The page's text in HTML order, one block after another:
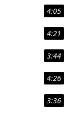
4:05
4:21
3:44
4:26
3:36